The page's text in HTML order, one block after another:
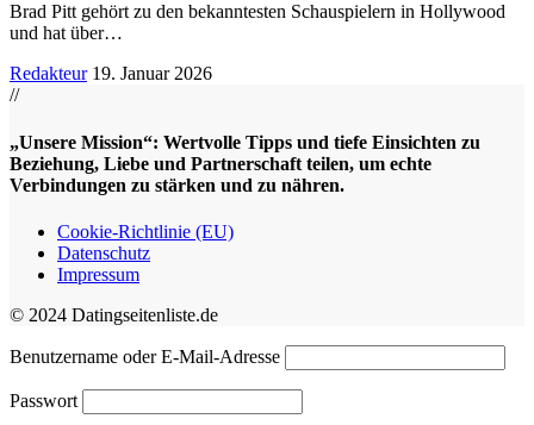
Brad Pitt gehört zu den bekanntesten Schauspielern in Hollywood
und hat über…
Redakteur 19. Januar 2026
//
„Unsere Mission“: Wertvolle Tipps und tiefe Einsichten zu
Beziehung, Liebe und Partnerschaft teilen, um echte
Verbindungen zu stärken und zu nähren.
Cookie-Richtlinie (EU)
Datenschutz
Impressum
© 2024 Datingseitenliste.de
Benutzername oder E-Mail-Adresse
Passwort